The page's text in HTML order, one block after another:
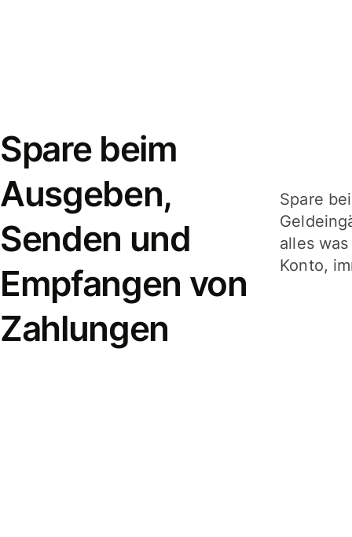
Spare beim
Ausgeben,
Senden und
Empfangen von
Zahlungen
Spare
alles
Konto,